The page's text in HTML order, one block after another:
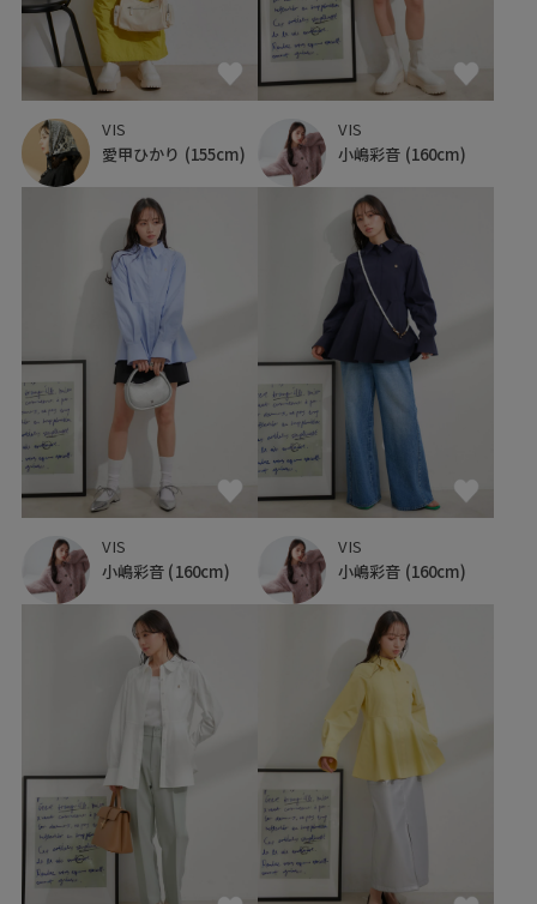
VIS
愛甲ひかり (155cm)
VIS
小嶋彩音 (160cm)
VIS
小嶋彩音 (160cm)
VIS
小嶋彩音 (160cm)